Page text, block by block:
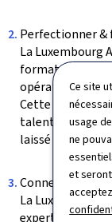
Ce site
usage
ne
et
Perfectionner &
La Luxembourg
formations par
opérationnelle
Cette offre
talents IA du
laissé de côté
Connecter
La Luxembourg
experts